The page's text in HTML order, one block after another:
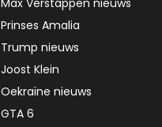
Max Verstappen nieuws
Prinses Amalia
Trump nieuws
Joost Klein
Oekraïne nieuws
GTA 6